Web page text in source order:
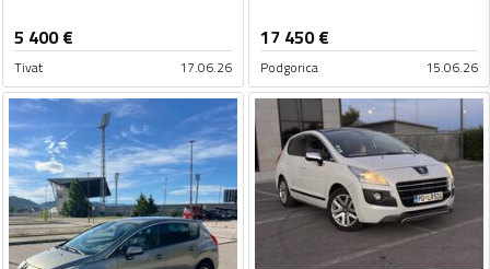
5 400€
Tivat 17.06.26
17 450€
Podgorica 15.06.26